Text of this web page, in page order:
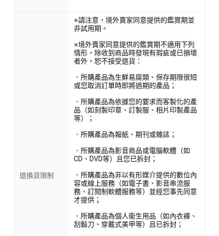
退換貨限制
※請注意，境外賣家同意提供的鑑賞期並
非試用期。
※境外賣家同意提供的鑑賞期不適用下列
情形，除收到商品時發現有瑕疵或已損壞
者外，恕不接受退貨：
．所購產品為生鮮易腐類、保存期限很短
或您取消訂單時即將過期的產品；
．所購產品為依據您的要求而客製化的產
品（如刻製印章、訂製服、相片印製產品
等）；
．所購產品為報紙、期刊或雜誌；
．所購產品為影音商品或電腦軟體（如
CD、DVD等）且您已拆封；
．所購產品為非以有形媒介提供的數位內
容或線上服務（如電子書、影音串流服
務、訂閱制軟體服務等）並經您事先同意
才提供；
．所購產品為個人衛生用品（如內衣褲、
刮鬍刀、穿戴式美甲等）且已拆封；